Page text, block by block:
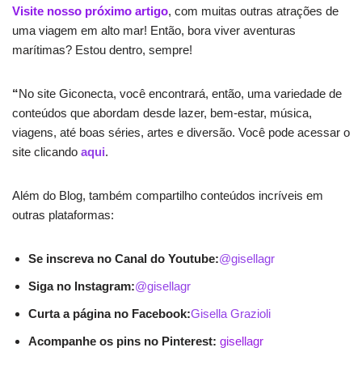
Visite nosso próximo artigo, com muitas outras atrações de
uma viagem em alto mar! Então, bora viver aventuras
marítimas? Estou dentro, sempre!
“No site Giconecta, você encontrará, então, uma variedade de
conteúdos que abordam desde lazer, bem-estar, música,
viagens, até boas séries, artes e diversão. Você pode acessar o
site clicando aqui.
Além do Blog, também compartilho conteúdos incríveis em
outras plataformas:
Se inscreva no Canal do Youtube:@gisellagr
Siga no Instagram:@gisellagr
Curta a página no Facebook:Gisella Grazioli
Acompanhe os pins no Pinterest: gisellagr